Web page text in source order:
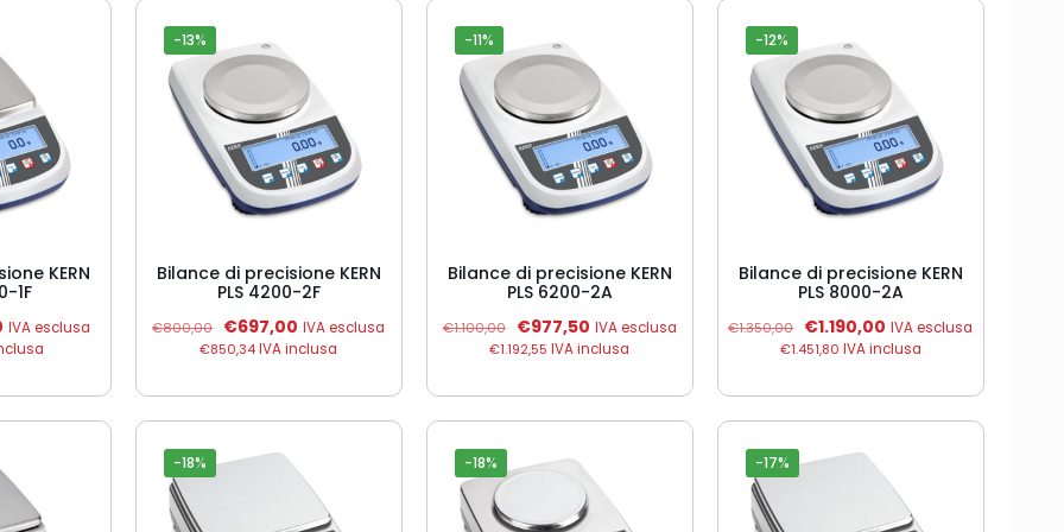
KERN
1F
Il
prezzo
IVA esclusa
-13%
Bilance di precisione KERN
PLS 4200-2F
€800,00 Il
prezzo
€697,00 Il
prezzo
IVA esclusa
€850,34IVA inclusa
-11%
Bilance di precisione KERN
PLS 6200-2A
€1.100,00
Il
prezzo
€977,50Il
prezzo
IVA esclusa
€1.192,55 IVA inclusa
-12%
Bilance di precisione KERN
PLS 8000-2A
€1.350,00 Il
prezzo
€1.190,00 Il
prezzo
IVA esclusa
€1.451,80 IVA inclusa
-18% -18% -17%